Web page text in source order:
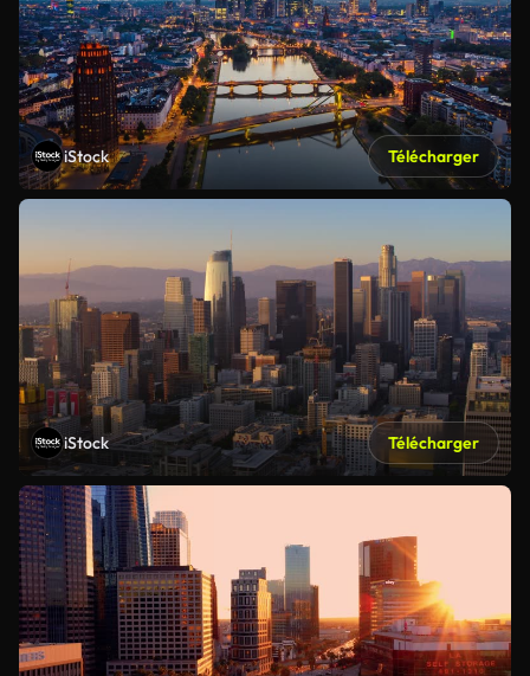
iStock Télécharger
iStock Télécharger